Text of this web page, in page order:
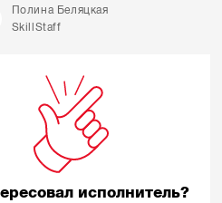
Полина Беляцкая
SkillStaff
исполнитель?